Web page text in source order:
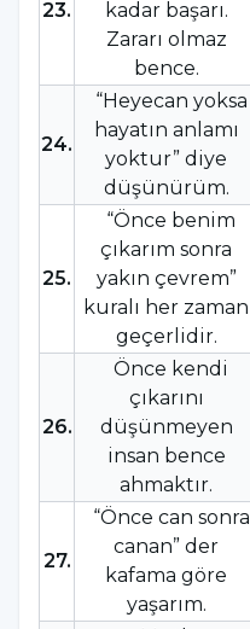
23.
kadar başarı.
Zararı olmaz
bence.
24.
“Heyecan yoksa
hayatın anlamı
yoktur” diye
düşünürüm.
25.
“Önce benim
çıkarım sonra
yakın çevrem”
kuralı her zaman
geçerlidir.
26.
Önce kendi
çıkarını
düşünmeyen
insan bence
ahmaktır.
27.
“Önce can sonra
canan” der
kafama göre
yaşarım.